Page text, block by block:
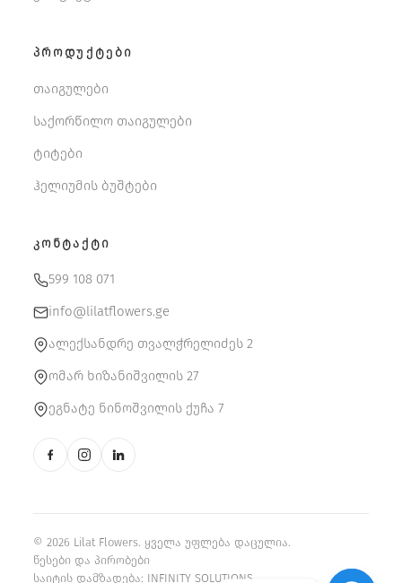
ᲞᲠᲝᲓᲣᲥᲢᲔᲑᲘ
თაიგულები
საქორწილო თაიგულები
ტიტები
ჰელიუმის ბუშტები
ᲙᲝᲜᲢᲐᲥᲢᲘ
599 108 071
info@lilatflowers.ge
ალექსანდრე თვალჭრელიძეს 2
ომარ ხიზანიშვილის 27
ეგნატე ნინოშვილის ქუჩა 7
© 2026 Lilat Flowers. ყველა უფლება დაცულია.
წესები და პირობები
საიტის დამზადება: INFINITY SOLUTIONS